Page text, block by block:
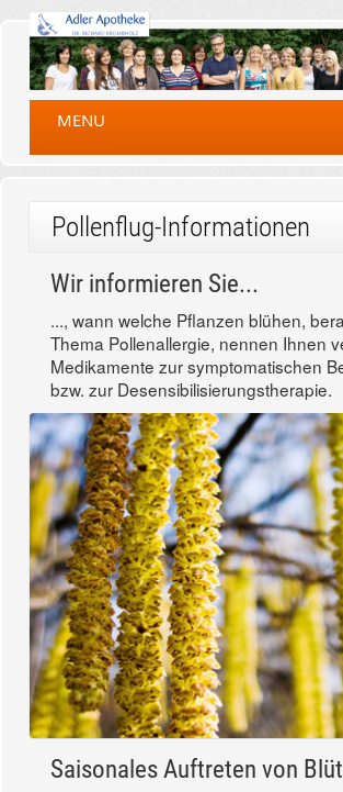
MENU
Pollenflug-Informationen
Wir informieren Sie...
..., wann welche Pflanzen blühen,
Thema Pollenallergie, nennen Ihnen
Medikamente zur symptomatischen
bzw. zur Desensibilisierungstherapie.
Saisonales Auftreten von